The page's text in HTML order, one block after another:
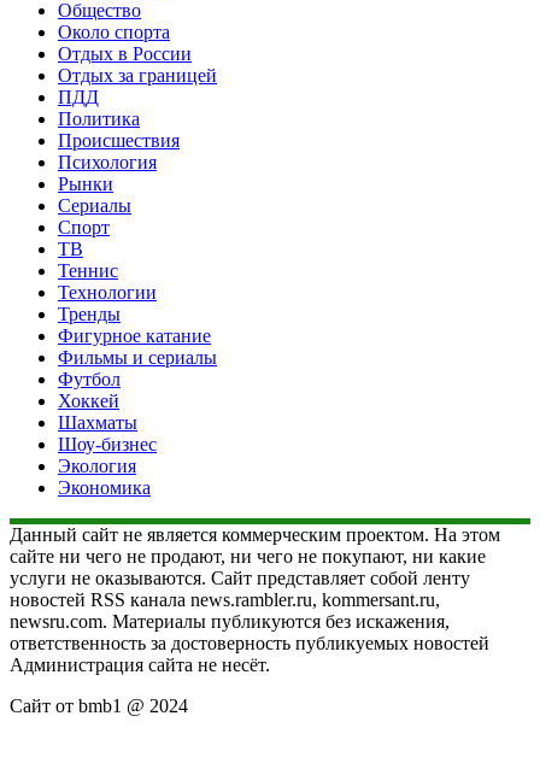
Общество
Около спорта
Отдых в России
Отдых за границей
ПДД
Политика
Происшествия
Психология
Рынки
Сериалы
Спорт
ТВ
Теннис
Технологии
Тренды
Фигурное катание
Фильмы и сериалы
Футбол
Хоккей
Шахматы
Шоу-бизнес
Экология
Экономика
Данный сайт не является коммерческим проектом. На этом
сайте ни чего не продают, ни чего не покупают, ни какие
услуги не оказываются. Сайт представляет собой ленту
новостей RSS канала news.rambler.ru, kommersant.ru,
newsru.com. Материалы публикуются без искажения,
ответственность за достоверность публикуемых новостей
Администрация сайта не несёт.
Сайт от bmb1 @ 2024